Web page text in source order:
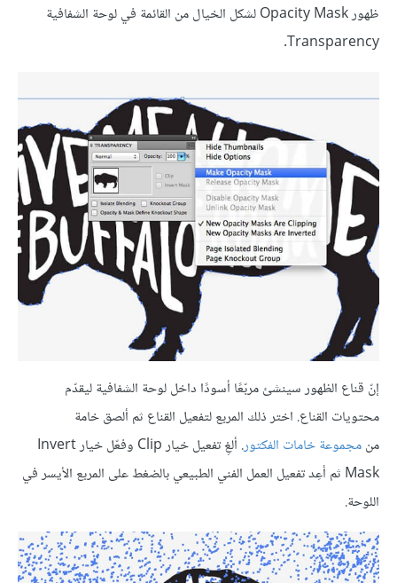
ظهور Opacity Mask لشكل الخيال من القائمة في لوحة الشفافية
Transparency.
إنّ قناع الظهور سينشئ مربّعًا أسودًا داخل لوحة الشفافية ليقدّم
محتويات القناع. اختر ذلك المربع لتفعيل القناع ثم ألصق خامة
منمجموعة خامات الفكتور
. ألغِ تفعيل خيار Clip وفعّل خيار Invert
Mask ثم أعِد تفعيل العمل الفني الطبيعي بالضغط على المربع الأيسر في
اللوحة.